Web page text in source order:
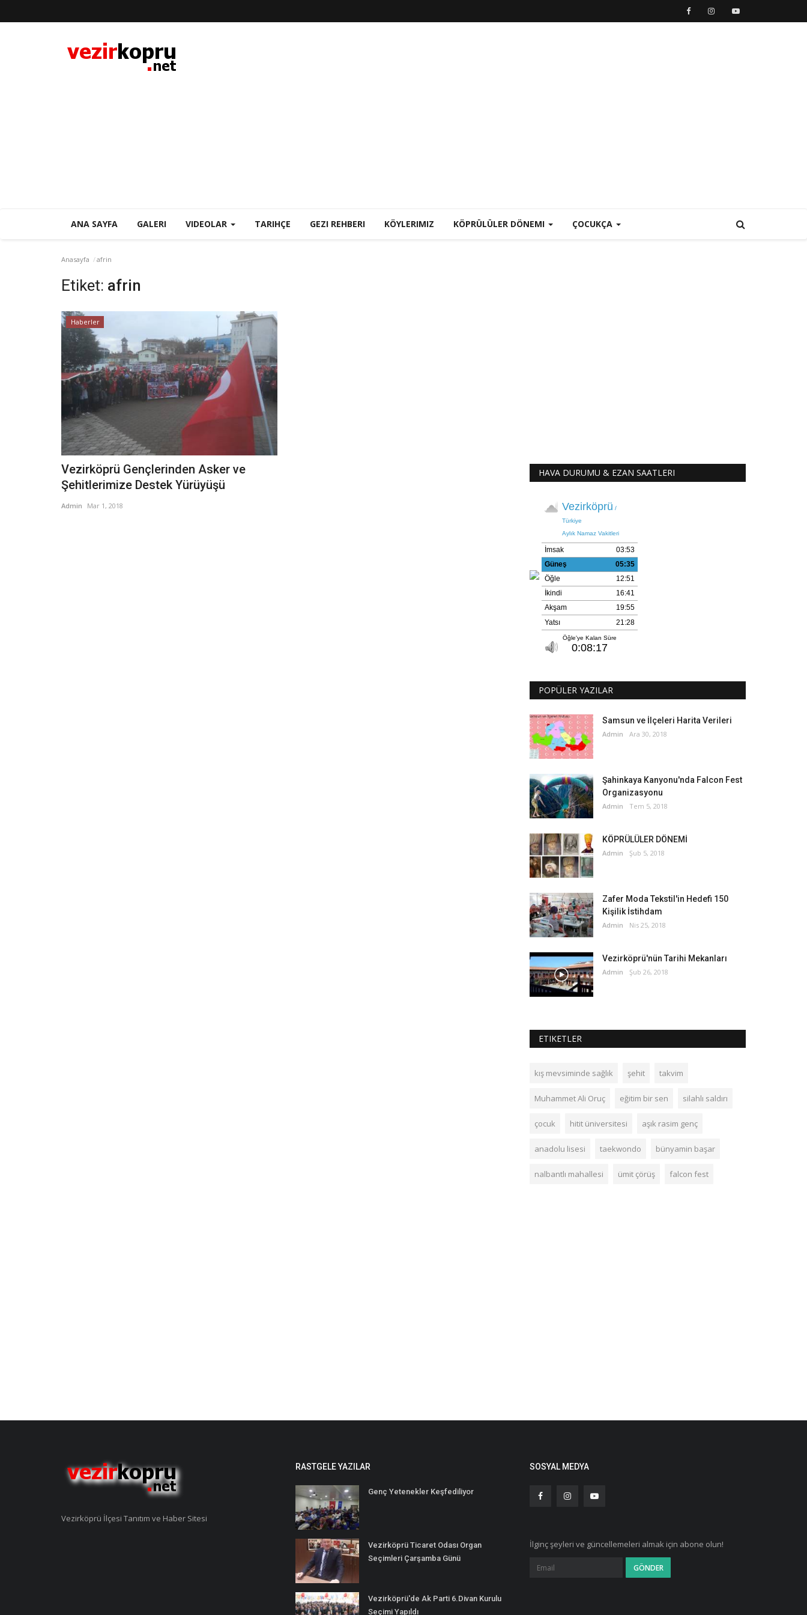
ANA SAYFA GALERI VIDEOLAR TARIHÇE GEZI REHBERI KÖYLERIMIZ KÖPRÜLÜLER DÖNEMI ÇOCUKÇA
Anasayfa afrin
Etiket: afrin
Haberler
Vezirköprü Gençlerinden Asker ve
Şehitlerimize Destek Yürüyüşü
Admin Mar 1, 2018
HAVA DURUMU & EZAN SAATLERI
POPÜLER YAZILAR
Samsun ve İlçeleri Harita Verileri
Admin Ara 30, 2018
Şahinkaya Kanyonu'nda Falcon Fest
Organizasyonu
Admin Tem 5, 2018
KÖPRÜLÜLER DÖNEMİ
Admin Şub 5, 2018
Zafer Moda Tekstil'in Hedefi 150
Kişilik İstihdam
Admin Nis 25, 2018
Vezirköprü'nün Tarihi Mekanları
Admin Şub 26, 2018
ETIKETLER
kış mevsiminde sağlık şehit takvim
Muhammet Ali Oruç eğitim bir sen silahlı saldırı
çocuk hitit üniversitesi aşık rasim genç
anadolu lisesi taekwondo bünyamin başar
nalbantlı mahallesi ümit çörüş falcon fest
Vezirköprü İlçesi Tanıtım ve Haber Sitesi
RASTGELE YAZILAR
Genç Yetenekler Keşfediliyor
Vezirköprü Ticaret Odası Organ
Seçimleri Çarşamba Günü
Vezirköprü'de Ak Parti 6.Divan Kurulu
Seçimi Yapıldı
SOSYAL MEDYA
İlginç şeyleri ve güncellemeleri almak için abone olun!